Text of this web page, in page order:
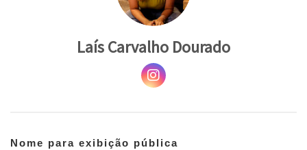
Laís Carvalho Dourado
Nome para exibição pública